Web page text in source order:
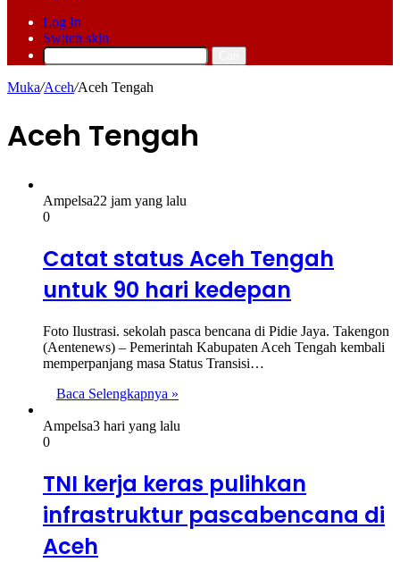
Log In
Switch skin
Muka/Aceh/Aceh Tengah
Aceh Tengah
Ampelsa22 jam yang lalu
0
Catat status Aceh Tengah
untuk 90 hari kedepan
Foto Ilustrasi. sekolah pasca bencana di Pidie Jaya. Takengon
(Aentenews) – Pemerintah Kabupaten Aceh Tengah kembali
memperpanjang masa Status Transisi…
Baca Selengkapnya »
Ampelsa3 hari yang lalu
0
TNI kerja keras pulihkan
infrastruktur pascabencana di
Aceh